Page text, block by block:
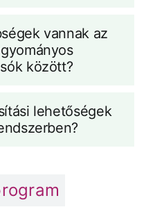
vannak az
között?
lehetőségek